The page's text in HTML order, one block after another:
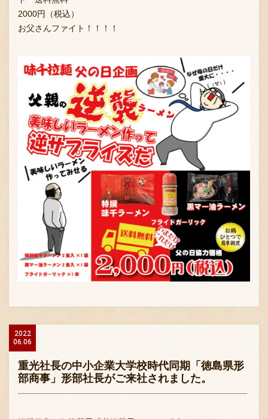
2000円（税込）
お父さんファイト！！！！
2022
06.06
重光社長の中小企業大学校時代同期「徳島県形
部商事」形部社長がご来社されました。